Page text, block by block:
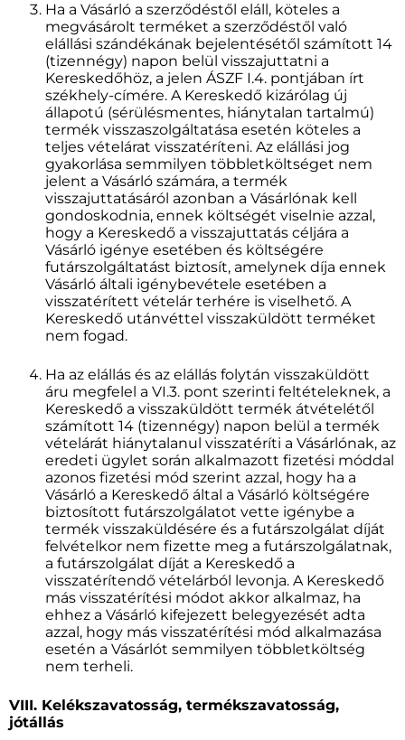
Ha a Vásárló a szerződéstől eláll, köteles a
megvásárolt terméket a szerződéstől való
elállási szándékának bejelentésétől számított 14
(tizennégy) napon belül visszajuttatni a
Kereskedőhöz, a jelen ÁSZF I.4. pontjában írt
székhely-címére. A Kereskedő kizárólag új
állapotú (sérülésmentes, hiánytalan tartalmú)
termék visszaszolgáltatása esetén köteles a
teljes vételárat visszatéríteni. Az elállási jog
gyakorlása semmilyen többletköltséget nem
jelent a Vásárló számára, a termék
visszajuttatásáról azonban a Vásárlónak kell
gondoskodnia, ennek költségét viselnie azzal,
hogy a Kereskedő a visszajuttatás céljára a
Vásárló igénye esetében és költségére
futárszolgáltatást biztosít, amelynek díja ennek
Vásárló általi igénybevétele esetében a
visszatérített vételár terhére is viselhető. A
Kereskedő utánvéttel visszaküldött terméket
nem fogad.
Ha az elállás és az elállás folytán visszaküldött
áru megfelel a VI.3. pont szerinti feltételeknek, a
Kereskedő a visszaküldött termék átvételétől
számított 14 (tizennégy) napon belül a termék
vételárát hiánytalanul visszatéríti a Vásárlónak, az
eredeti ügylet során alkalmazott fizetési móddal
azonos fizetési mód szerint azzal, hogy ha a
Vásárló a Kereskedő által a Vásárló költségére
biztosított futárszolgálatot vette igénybe a
termék visszaküldésére és a futárszolgálat díját
felvételkor nem fizette meg a futárszolgálatnak,
a futárszolgálat díját a Kereskedő a
visszatérítendő vételárból levonja. A Kereskedő
más visszatérítési módot akkor alkalmaz, ha
ehhez a Vásárló kifejezett belegyezését adta
azzal, hogy más visszatérítési mód alkalmazása
esetén a Vásárlót semmilyen többletköltség
nem terheli.
VIII. Kelékszavatosság, termékszavatosság,
jótállás